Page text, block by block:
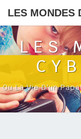
LES MONDES
LES
Ou La Vie D'un